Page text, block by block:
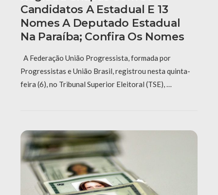
Candidatos A Estadual E 13
Nomes A Deputado Estadual
Na Paraíba; Confira Os Nomes
A Federação União Progressista, formada por
Progressistas e União Brasil, registrou nesta quinta-
feira (6), no Tribunal Superior Eleitoral (TSE), …